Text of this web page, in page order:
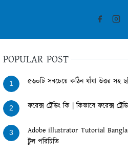
POPULAR POST
1 ৫৬০টি সবচেয়ে কঠিন ধাঁধা উত্তর সহ
2 ফরেক্স ট্রেডিং কি | কিভাবে ফরেক্স
3
Adobe illustrator Tutorial Bangla
টুল পরিচিতি